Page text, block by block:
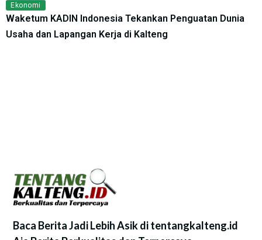
Ekonomi
Waketum KADIN Indonesia Tekankan Penguatan Dunia
Usaha dan Lapangan Kerja di Kalteng
Baca Berita Jadi Lebih Asik di tentangkalteng.id